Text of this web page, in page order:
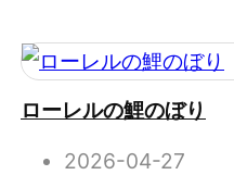
ローレルの鯉のぼり
2026-04-27